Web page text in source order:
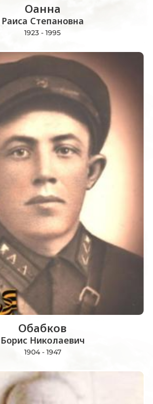
Оанна
Раиса Степановна
1923 - 1995
Обабков
Борис Николаевич
1904 - 1947